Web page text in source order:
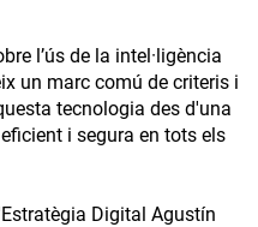
l’ús de la intel·ligència
un marc comú de criteris i
tecnologia des d'una
i segura en tots els
Digital Agustín